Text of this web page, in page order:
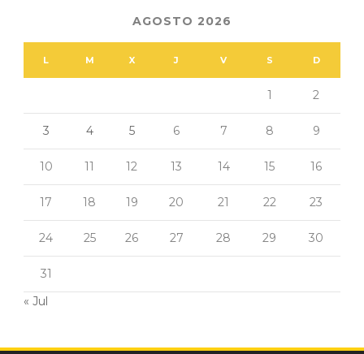
AGOSTO 2026
L M X J V S D
1 2
3 4 5 6 7 8 9
10 11 12 13 14 15 16
17 18 19 20 21 22 23
24 25 26 27 28 29 30
31
« Jul